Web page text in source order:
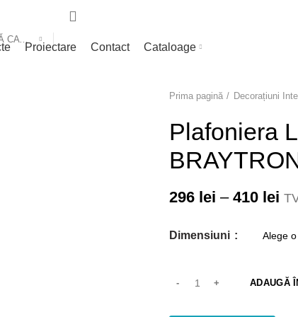
SELECTEAZĂ CATEGORIA
Proiectare Contact Cataloage
Prima pagină
Decorațiuni
Plafoniera
296 lei – 410 lei
Dimensiuni
ADAUGĂ